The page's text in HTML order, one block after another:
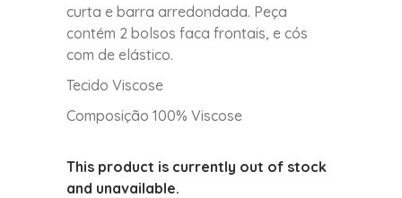
curta e barra arredondada. Peça
contém 2 bolsos faca frontais, e cós
com de elástico.
Tecido Viscose
Composição 100% Viscose
This product is currently out of stock
and unavailable.